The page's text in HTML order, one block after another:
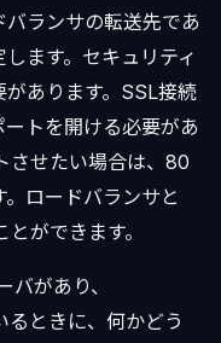
ランサの転送先であ
ます。セキュリティ
あります。SSL接続
トを開ける必要があ
させたい場合は、80
ロードバランサと
ができます。
があり、
ときに、何かどう